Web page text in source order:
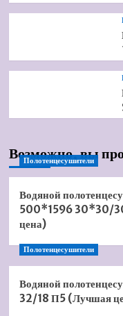
Возможно, вы
Полотенцесушители
Водяной
500*1596 30*30/
цена)
Полотенцесушители
Водяной
32/18 П5 (Лучшая